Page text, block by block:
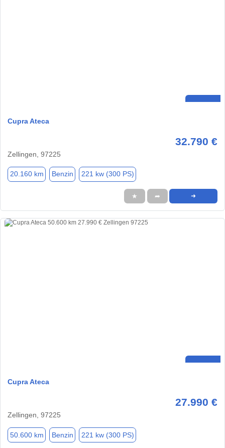
Cupra Ateca
32.790 €
Zellingen, 97225
20.160 km Benzin 221 kw (300 PS)
★ ➦ ➜
Cupra Ateca
27.990 €
Zellingen, 97225
50.600 km Benzin 221 kw (300 PS)